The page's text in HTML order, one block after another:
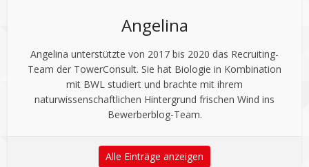
Angelina
Angelina unterstützte von 2017 bis 2020 das Recruiting-
Team der TowerConsult. Sie hat Biologie in Kombination
mit BWL studiert und brachte mit ihrem
naturwissenschaftlichen Hintergrund frischen Wind ins
Bewerberblog-Team.
Alle Einträge anzeigen